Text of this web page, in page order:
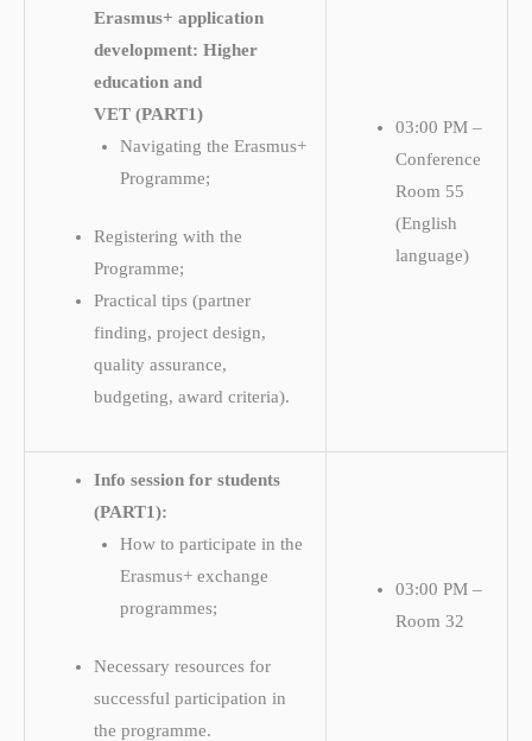
Erasmus+ application
development: Higher
education and
VET(PART1)
Navigating the Erasmus+
Programme;
Registering with the
Programme;
Practical tips (partner
finding, project design,
quality assurance,
budgeting, award criteria).
03:00 PM –
Conference
Room 55
(English
language)
Info session for students
(PART1):
How to participate in the
Erasmus+ exchange
programmes;
Necessary resources for
successful participation in
the programme.
03:00 PM –
Room 32